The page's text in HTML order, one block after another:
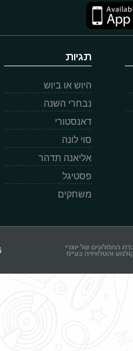
תגיות
היוש או ביוש
נבחרי השנה
דאנסטורי
סוי לונה
אליאנה תדהר
פסטיגל
משחקים